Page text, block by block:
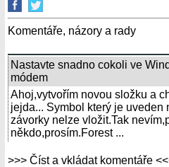
Komentáře, názory a rady
Nastavte snadno cokoli ve
módem
Ahoj,vytvořím novou složku a
jejda... Symbol který je uveden
závorky nelze vložit.Tak
někdo,prosím.Forest ...
>>> Číst a vkládat komentáře